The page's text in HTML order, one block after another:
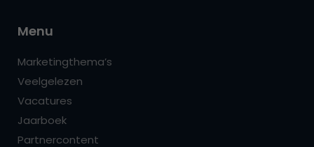
Menu
Marketingthema’s
Veelgelezen
Vacatures
Jaarboek
Partnercontent